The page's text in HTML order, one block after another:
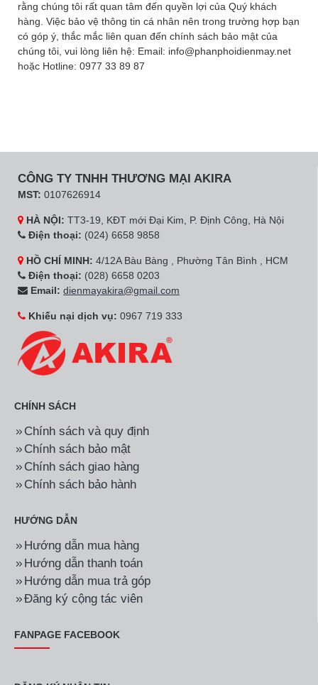
rằng chúng tôi rất quan tâm đến quyền lợi của Quý ‎khách
hàng. Việc bảo vệ thông tin cá nhân nên trong trường hợp bạn
có góp ý, thắc mắc liên quan đến chính sách bảo mật của
chúng tôi, vui lòng liên hệ: Email: info@phanphoidienmay.net
hoặc Hotline: 0977 33 89 87
CÔNG TY TNHH THƯƠNG MẠI AKIRA
MST: 0107626914
HÀ NỘI: TT3-19, KĐT mới Đại Kim, P. Định Công, Hà Nội
Điện thoại: (024) 6658 9858
HỒ CHÍ MINH: 4/12A Bàu Bàng , Phường Tân Bình , HCM
Điện thoại: (028) 6658 0203
Email: dienmayakira@gmail.com
Khiếu nại dịch vụ: 0967 719 333
CHÍNH SÁCH
Chính sách và quy định
Chính sách bảo mật
Chính sách giao hàng
Chính sách bảo hành
HƯỚNG DẪN
Hướng dẫn mua hàng
Hướng dẫn thanh toán
Hướng dẫn mua trả góp
Đăng ký cộng tác viên
FANPAGE FACEBOOK